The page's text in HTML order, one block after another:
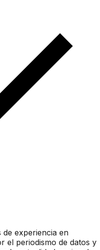
de experiencia en
el periodismo de datos y